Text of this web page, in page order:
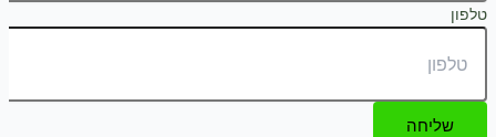
טלפון
שליחה